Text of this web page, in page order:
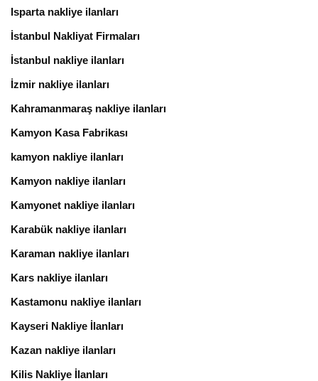
Isparta nakliye ilanları
İstanbul Nakliyat Firmaları
İstanbul nakliye ilanları
İzmir nakliye ilanları
Kahramanmaraş nakliye ilanları
Kamyon Kasa Fabrikası
kamyon nakliye ilanları
Kamyon nakliye ilanları
Kamyonet nakliye ilanları
Karabük nakliye ilanları
Karaman nakliye ilanları
Kars nakliye ilanları
Kastamonu nakliye ilanları
Kayseri Nakliye İlanları
Kazan nakliye ilanları
Kilis Nakliye İlanları